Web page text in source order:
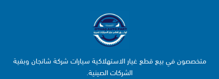
متخصصون في بيع قطع غيار الاستهلاكية سيارات شركة شانجان وبقية
الشركات الصينية.